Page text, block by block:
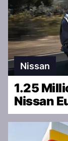
Nissan
1.25
Nissan